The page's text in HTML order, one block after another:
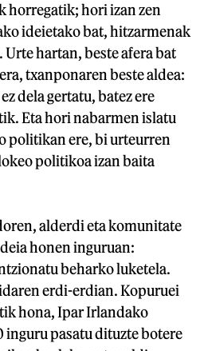
horregatik; hori izan zen
ideietako bat, hitzarmenak
hartan, beste afera bat
txanponaren beste aldea:
dela gertatu, batez ere
Eta hori nabarmen islatu
politikan ere, bi urteurren
politikoa izan baita
alderdi eta komunitate
honen inguruan:
beharko luketela.
erdi-erdian. Kopuruei
hona, Ipar Irlandako
pasatu dituzte botere